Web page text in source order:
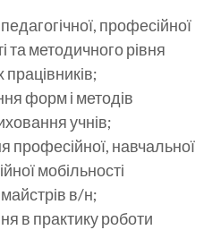
професійної
та методичного рівня
працівників;
форм і методів
учнів;
професійної, навчальної
мобільності
в/н;
в практику роботи